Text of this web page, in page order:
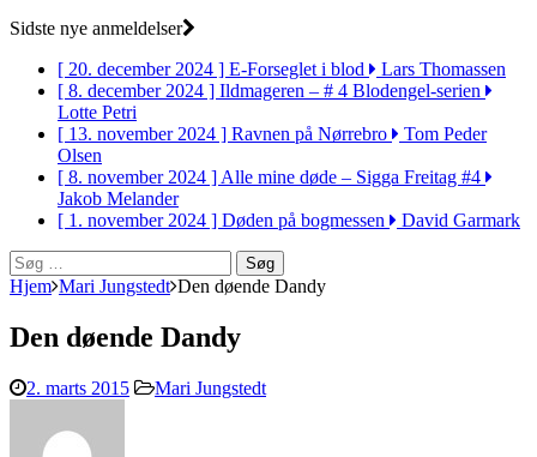
Sidste nye anmeldelser
[ 20. december 2024 ] E-Forseglet i blod
Lars Thomassen
[ 8. december 2024 ] Ildmageren – # 4 Blodengel-serien
Lotte Petri
[ 13. november 2024 ] Ravnen på Nørrebro
Tom Peder
Olsen
[ 8. november 2024 ]Alle mine døde – Sigga Freitag #4
Jakob Melander
[ 1. november 2024 ] Døden på bogmessen
David Garmark
Søg
efter:
Hjem Mari Jungstedt Den døende Dandy
Den døende Dandy
2. marts 2015 Mari Jungstedt